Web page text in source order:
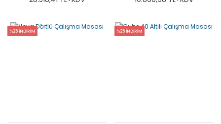
%25 İNDİRİM %25 İNDİRİM